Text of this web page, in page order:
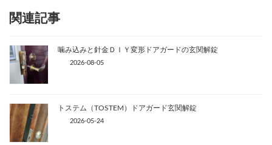
関連記事
噛み込みと針金ＤＩＹ変形ドアガードの玄関解錠
2026-08-05
トステム（TOSTEM）ドアガード玄関解錠
2026-05-24